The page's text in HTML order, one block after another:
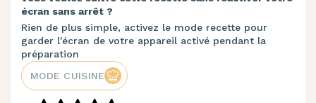
écran sans arrêt ?
Rien de plus simple, activez le mode recette pour
garder l'écran de votre appareil activé pendant la
préparation
MODE CUISINE